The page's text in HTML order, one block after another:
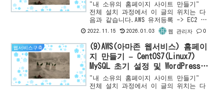
"내 소유의 홈페이지 사이트 만들기"
전체 설치 과정에서 이 글의 위치는 다
음과 같습니다.AWS 유저등록 -> EC2 인
스턴스 등록 -> EC2 인스턴스 확인 -
>PHP7설치 -> Apache HTTP Server
설...
2022.11.15 2026.01.03 웹 관리자 0
웹서비스구축
(9)AWS(아마존 웹서비스) 홈페이
지 만들기 – CentOS7(Linux7)
MySQL 초기 설정 및 WordPress용
DB생성하기
"내 소유의 홈페이지 사이트 만들기"
전체 설치 과정에서 이 글의 위치는 다